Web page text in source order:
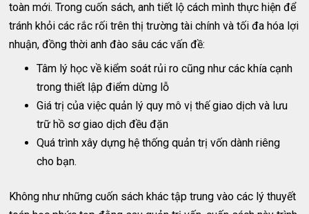
toàn mới. Trong cuốn sách, anh tiết lộ cách mình thực hiện để
tránh khỏi các rắc rối trên thị trường tài chính và tối đa hóa lợi
nhuận, đồng thời anh đào sâu các vấn đề:
Tâm lý học về kiểm soát rủi ro cũng như các khía cạnh
trong thiết lập điểm dừng lỗ
Giá trị của việc quản lý quy mô vị thế giao dịch và lưu
trữ hồ sơ giao dịch đều đặn
Quá trình xây dựng hệ thống quản trị vốn dành riêng
cho bạn.
Không như những cuốn sách khác tập trung vào các lý thuyết